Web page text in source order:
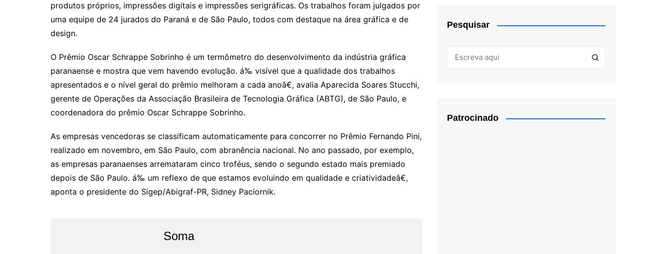
produtos próprios, impressões digitais e impressões serigráficas. Os trabalhos foram julgados por
uma equipe de 24 jurados do Paraná e de São Paulo, todos com destaque na área gráfica e de
design.
O Prêmio Oscar Schrappe Sobrinho é um termômetro do desenvolvimento da indústria gráfica
paranaense e mostra que vem havendo evolução. á‰ visível que a qualidade dos trabalhos
apresentados e o nível geral do prêmio melhoram a cada anoâ€, avalia Aparecida Soares Stucchi,
gerente de Operações da Associação Brasileira de Tecnologia Gráfica (ABTG), de São Paulo, e
coordenadora do prêmio Oscar Schrappe Sobrinho.
As empresas vencedoras se classificam automaticamente para concorrer no Prêmio Fernando Pini,
realizado em novembro, em São Paulo, com abranência nacional. No ano passado, por exemplo,
as empresas paranaenses arremataram cinco troféus, sendo o segundo estado mais premiado
depois de São Paulo. á‰ um reflexo de que estamos evoluindo em qualidade e criatividadeâ€,
aponta o presidente do Sigep/Abigraf-PR, Sidney Paciornik.
Soma
Pesquisar
Patrocinado